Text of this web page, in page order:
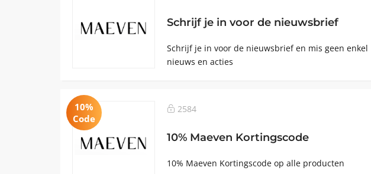
Schrijf je in voor de nieuwsbrief
Schrijf je in voor de nieuwsbrief en mis geen enkel
nieuws en acties
10%
Code
2584
10% Maeven Kortingscode
10% Maeven Kortingscode op alle producten